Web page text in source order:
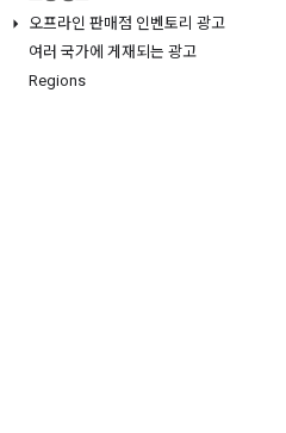
오프라인 판매점 인벤토리 광고
여러 국가에 게재되는 광고
Regions
다운로드
참조 문서